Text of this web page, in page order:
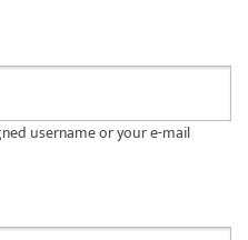
username or your e-mail